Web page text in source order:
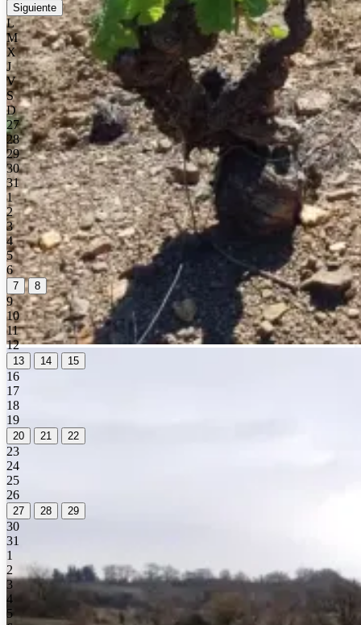
Siguiente
L
M
X
J
V
S
D
27
28
29
30
31
1
2
3
4
5
6
7 8
9
10
11
12
13 14 15
16
17
18
19
20 21 22
23
24
25
26
27 28 29
30
31
1
2
3
4
5